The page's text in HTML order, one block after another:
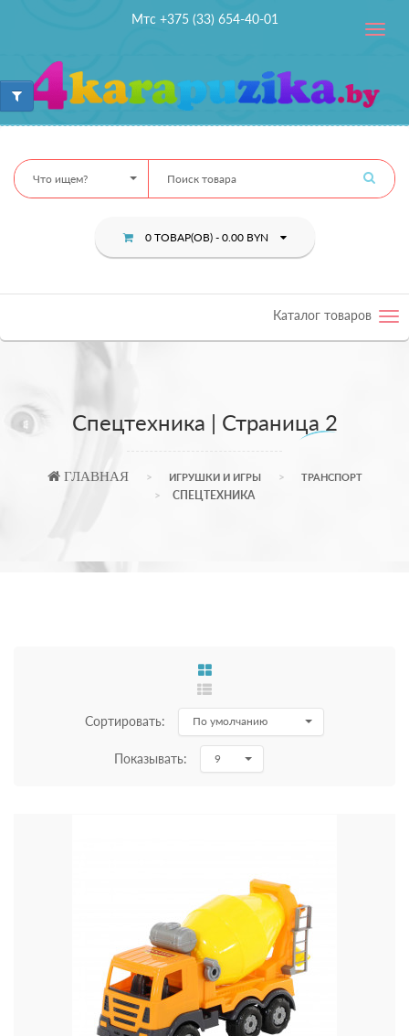
Мтс +375 (33) 654-40-01
Toggle
Что ищем?
0 ТОВАР(ОВ) - 0.00 BYN
Каталог товаров
Спецтехника | Страница 2
ГЛАВНАЯ ИГРУШКИ И ИГРЫ ТРАНСПОРТ
СПЕЦТЕХНИКА
Сортировать: По умолчанию
Показывать: 9